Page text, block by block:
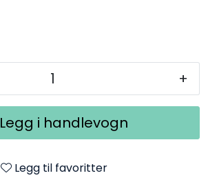
+
Legg i handlevogn
Legg til favoritter